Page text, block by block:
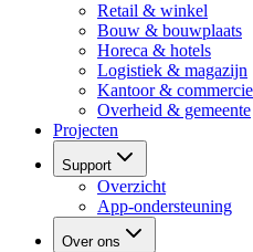
Retail & winkel
Bouw & bouwplaats
Horeca & hotels
Logistiek & magazijn
Kantoor &
Overheid & gemeente
Projecten
Support
Overzicht
App-ondersteuning
Over ons